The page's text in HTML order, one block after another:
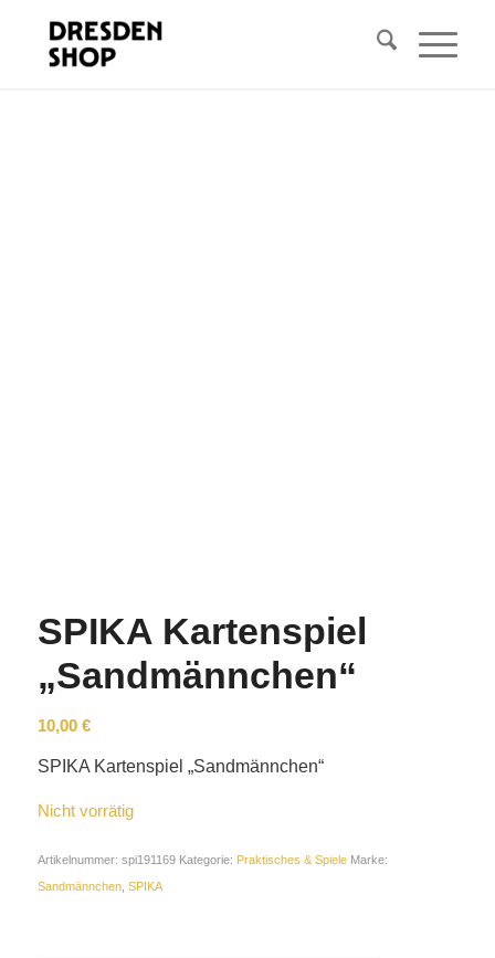
SPIKA Kartenspiel
„Sandmännchen“
10,00 €
SPIKA Kartenspiel „Sandmännchen“
Nicht vorrätig
Artikelnummer: spi191169 Kategorie: Praktisches & Spiele Marke:
Sandmännchen, SPIKA